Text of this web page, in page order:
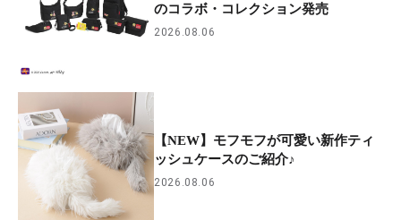
のコラボ・コレクション発売
2026.08.06
【NEW】モフモフが可愛い新作ティ
ッシュケースのご紹介♪
2026.08.06